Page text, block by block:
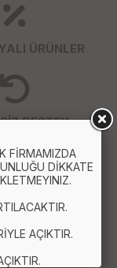
ÜRÜNLER
DESTEK
FİRMAMIZDA
DİKKATE
AÇIKTIR.